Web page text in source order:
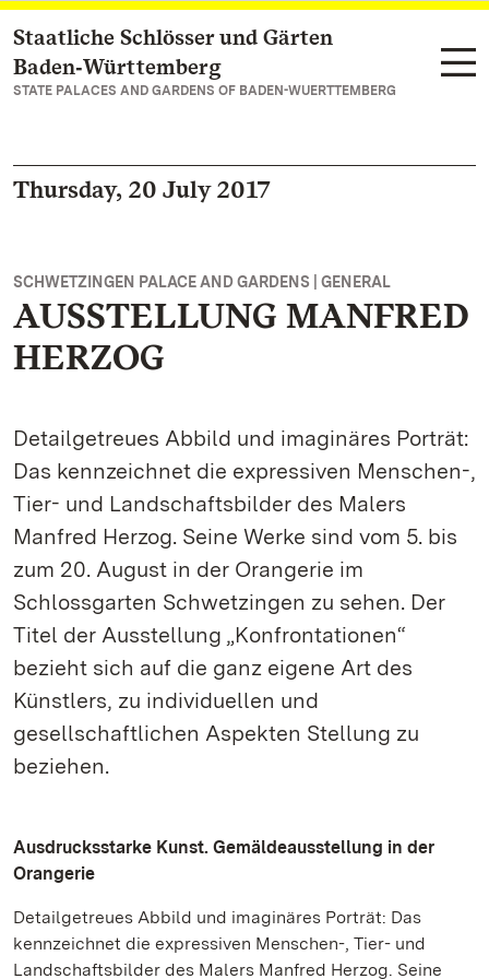
Navigate to main page
Staatliche Schlösser und Gärten
Baden‑Württemberg
STATE PALACES AND GARDENS OF BADEN-WUERTTEMBERG
Thursday, 20 July 2017
SCHWETZINGEN PALACE AND GARDENS | GENERAL
AUSSTELLUNG MANFRED
HERZOG
Detailgetreues Abbild und imaginäres Porträt:
Das kennzeichnet die expressiven Menschen-,
Tier- und Landschaftsbilder des Malers
Manfred Herzog. Seine Werke sind vom 5. bis
zum 20. August in der Orangerie im
Schlossgarten Schwetzingen zu sehen. Der
Titel der Ausstellung „Konfrontationen“
bezieht sich auf die ganz eigene Art des
Künstlers, zu individuellen und
gesellschaftlichen Aspekten Stellung zu
beziehen.
Ausdrucksstarke Kunst. Gemäldeausstellung in der
Orangerie
Detailgetreues Abbild und imaginäres Porträt: Das
kennzeichnet die expressiven Menschen-, Tier- und
Landschaftsbilder des Malers Manfred Herzog. Seine